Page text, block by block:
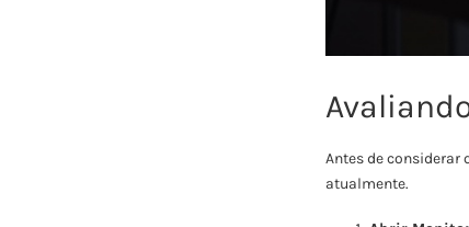
Antes de considerar
atualmente.